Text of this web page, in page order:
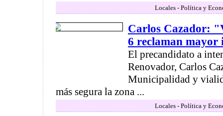
Locales - Política y
Carlos Cazador:
6 reclaman
El precandidato a
Renovador, Carlos
Municipalidad y
más segura la zona ...
Locales - Política y